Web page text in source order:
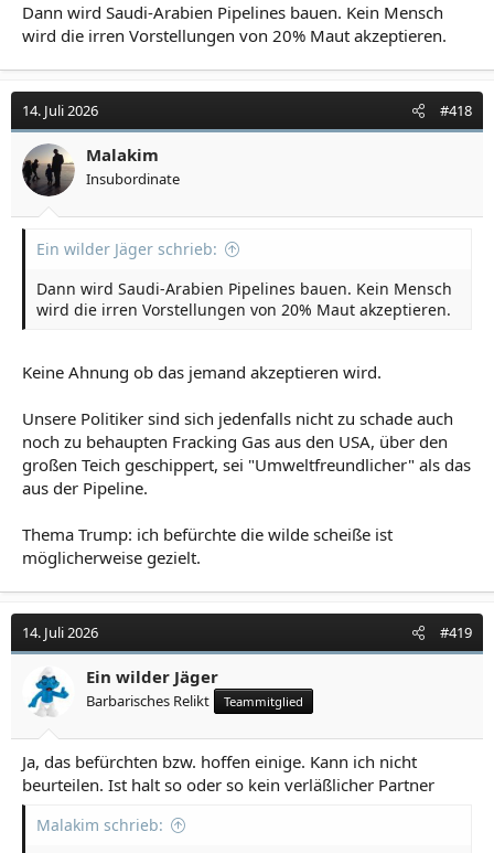
Dann wird Saudi-Arabien Pipelines bauen. Kein Mensch
wird die irren Vorstellungen von 20% Maut akzeptieren.
14. Juli 2026 #418
Malakim
Insubordinate
Ein wilder Jäger schrieb:
Dann wird Saudi-Arabien Pipelines bauen. Kein Mensch
wird die irren Vorstellungen von 20% Maut akzeptieren.
Keine Ahnung ob das jemand akzeptieren wird.
Unsere Politiker sind sich jedenfalls nicht zu schade auch
noch zu behaupten Fracking Gas aus den USA, über den
großen Teich geschippert, sei "Umweltfreundlicher" als das
aus der Pipeline.
Thema Trump: ich befürchte die wilde scheiße ist
möglicherweise gezielt.
14. Juli 2026 #419
Ein wilder Jäger
Barbarisches Relikt Teammitglied
Ja, das befürchten bzw. hoffen einige. Kann ich nicht
beurteilen. Ist halt so oder so kein verläßlicher Partner
Malakim schrieb: